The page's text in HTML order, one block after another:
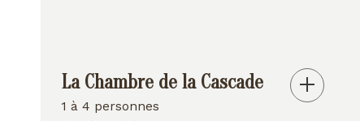
La Chambre de la Cascade
1 à 4 personnes